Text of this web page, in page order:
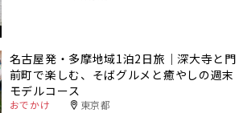
名古屋発・多摩地域1泊2日旅｜深大寺と門
前町で楽しむ、そばグルメと癒やしの週末
モデルコース
おでかけ 東京都